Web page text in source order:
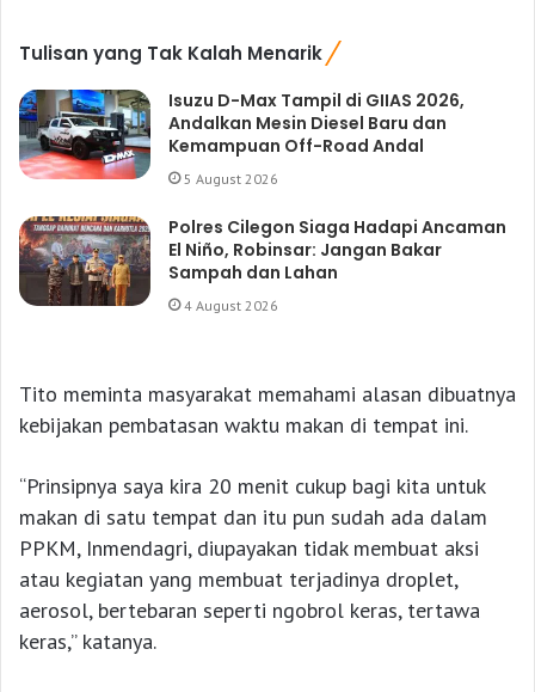
Tulisan yang Tak Kalah Menarik
Isuzu D-Max Tampil di GIIAS 2026,
Andalkan Mesin Diesel Baru dan
Kemampuan Off-Road Andal
5 August 2026
Polres Cilegon Siaga Hadapi Ancaman
El Niño, Robinsar: Jangan Bakar
Sampah dan Lahan
4 August 2026
Tito meminta masyarakat memahami alasan dibuatnya
kebijakan pembatasan waktu makan di tempat ini.
“Prinsipnya saya kira 20 menit cukup bagi kita untuk
makan di satu tempat dan itu pun sudah ada dalam
PPKM, Inmendagri, diupayakan tidak membuat aksi
atau kegiatan yang membuat terjadinya droplet,
aerosol, bertebaran seperti ngobrol keras, tertawa
keras,” katanya.